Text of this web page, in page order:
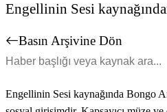
Engellinin Sesi
Basın Arşivine Dön
Engellinin Sesi kaynağında Bongo